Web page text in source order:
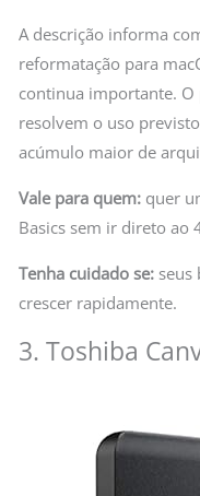
A descrição informa
reformatação para
continua importante. O
resolvem o uso
acúmulo maior de
Vale para quem: quer
Basics sem ir direto ao
Tenha cuidado se: seus
crescer rapidamente.
3. Toshiba